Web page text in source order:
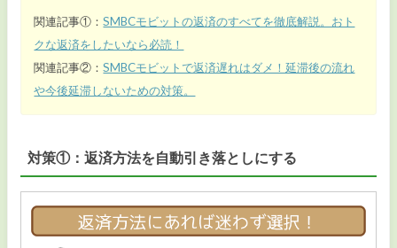
関連記事①：SMBCモビットの返済のすべてを徹底解説。おト
クな返済をしたいなら必読！
関連記事②：SMBCモビットで返済遅れはダメ！延滞後の流れ
や今後延滞しないための対策。
対策①：返済方法を自動引き落としにする